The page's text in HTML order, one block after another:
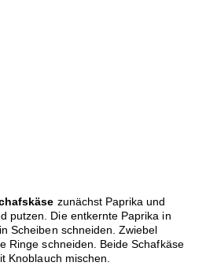
zunächst Paprika und
putzen. Die entkernte Paprika in
Scheiben schneiden. Zwiebel
Ringe schneiden. Beide Schafkäse
Knoblauch mischen.